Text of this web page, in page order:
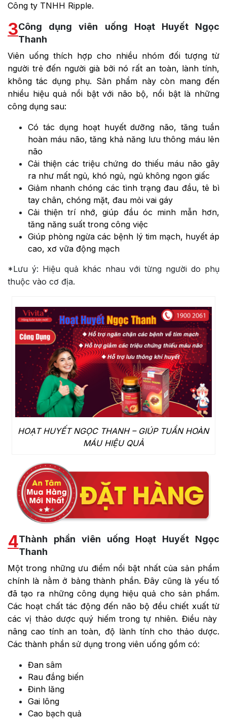
Công ty TNHH Ripple.
3Công dụng viên uống Hoạt Huyết Ngọc
Thanh
Viên uống thích hợp cho nhiều nhóm đối tượng từ
người trẻ đến người già bởi nó rất an toàn, lành tính,
không tác dụng phụ. Sản phẩm này còn mang đến
nhiều hiệu quả nổi bật với não bộ, nổi bật là những
công dụng sau:
Có tác dụng hoạt huyết dưỡng não, tăng tuần
hoàn máu não, tăng khả năng lưu thông máu lên
não
Cải thiện các triệu chứng do thiếu máu não gây
ra như mất ngủ, khó ngủ, ngủ không ngon giấc
Giảm nhanh chóng các tình trạng đau đầu, tê bì
tay chân, chóng mặt, đau mỏi vai gáy
Cải thiện trí nhớ, giúp đầu óc minh mẫn hơn,
tăng năng suất trong công việc
Giúp phòng ngừa các bệnh lý tim mạch, huyết áp
cao, xơ vữa động mạch
*Lưu ý: Hiệu quả khác nhau với từng người do phụ
thuộc vào cơ địa.
HOẠT HUYẾT NGỌC THANH – GIÚP TUẦN HOÀN
MÁU HIỆU QUẢ
4Thành phần viên uống Hoạt Huyết Ngọc
Thanh
Một trong những ưu điểm nổi bật nhất của sản phẩm
chính là nằm ở bảng thành phần. Đây cũng là yếu tố
đã tạo ra những công dụng hiệu quả cho sản phẩm.
Các hoạt chất tác động đến não bộ đều chiết xuất từ
các vị thảo dược quý hiếm trong tự nhiên. Điều này
nâng cao tính an toàn, độ lành tính cho thảo dược.
Các thành phần sử dụng trong viên uống gồm có:
Đan sâm
Rau đắng biến
Đinh lăng
Gai lông
Cao bạch quả